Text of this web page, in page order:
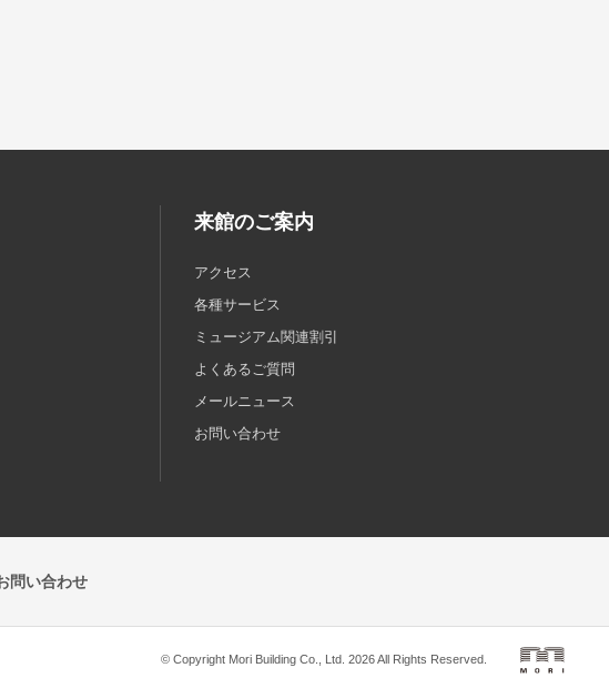
来館のご案内
アクセス
各種サービス
ミュージアム関連割引
よくあるご質問
メールニュース
お問い合わせ
問い合わせ
© Copyright Mori Building Co., Ltd. 2026 All Rights Reserved.